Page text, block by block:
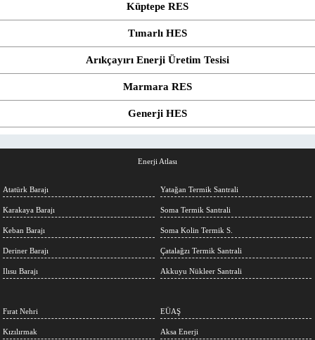
Küptepe RES
Tımarlı HES
Arıkçayırı Enerji Üretim Tesisi
Marmara RES
Generji HES
Enerji Atlası
Atatürk Barajı
Karakaya Barajı
Keban Barajı
Deriner Barajı
Ilısu Barajı
Yatağan Termik Santrali
Soma Termik Santrali
Soma Kolin Termik S.
Çatalağzı Termik Santrali
Akkuyu Nükleer Santrali
Fırat Nehri
Kızılırmak
EÜAŞ
Aksa Enerji